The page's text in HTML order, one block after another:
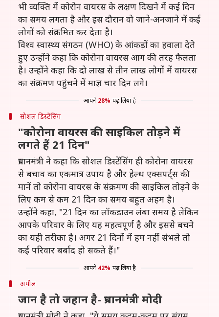
भी व्यक्ति में कोरोन वायरस के लक्षण दिखने में कई दिन
का समय लगता है और इस दौरान वो जाने-अनजाने में कई
लोगों को संक्रमित कर देता है।
विश्व स्वास्थ्य संगठन (WHO) के आंकड़ों का हवाला देते
हुए उन्होंने कहा कि कोरोना वायरस आग की तरह फैलता
है। उन्होंने कहा कि दो लाख से तीन लाख लोगों में वायरस
का संक्रमण पहुंचने में माज्ञ चार दिन लगे।
आपने 28% पढ़ लिया है
सोशल डिस्टेंसिंग
"कोरोना वायरस की साइकिल तोड़ने में
लगते हैं 21 दिन"
प्रधानमंत्री ने कहा कि सोशल डिस्टेंसिंग ही कोरोना वायरस
से बचाव का एकमात्र उपाय है और हेल्थ एक्सपर्ट्स की
मानें तो कोरोना वायरस के संक्रमण की साइकिल तोड़ने के
लिए कम से कम 21 दिन का समय बहुत अहम है।
उन्होंने कहा, "21 दिन का लॉकडाउन लंबा समय है लेकिन
आपके परिवार के लिए यह महत्वपूर्ण है और इससे बचने
का यही तरीका है। अगर 21 दिनों में हम नहीं संभले तो
कई परिवार बर्बाद हो सकते हैं।"
आपने 42% पढ़ लिया है
अपील
जान है तो जहान है- प्रधानमंत्री मोदी